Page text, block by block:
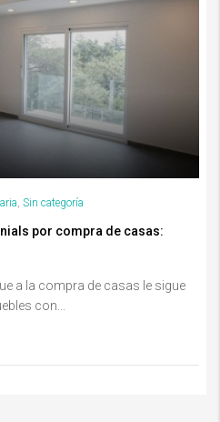
, Sin categoría
por compra de casas:
a la compra de casas le sigue
con...